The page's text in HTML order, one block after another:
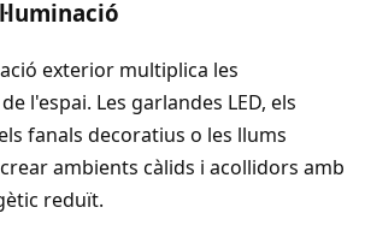
exterior multiplica les
l'espai. Les garlandes LED, els
fanals decoratius o les llums
ambients càlids i acollidors amb
reduït.